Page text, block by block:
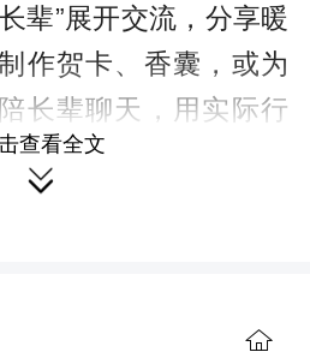
辈”展开交流，分享暖
作贺卡、香囊，或为
长辈聊天，用实际行
。“这次活动让学生们
，将敬老美德内化于
查看全文
